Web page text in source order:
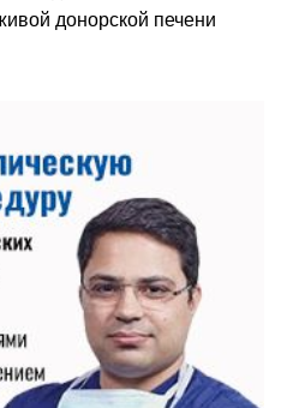
донорской печени